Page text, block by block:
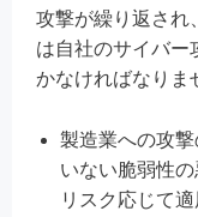
攻撃が繰り返され
は自社のサイバー
かなければなりま
製造業への攻
いない脆弱性の
リスク応じて